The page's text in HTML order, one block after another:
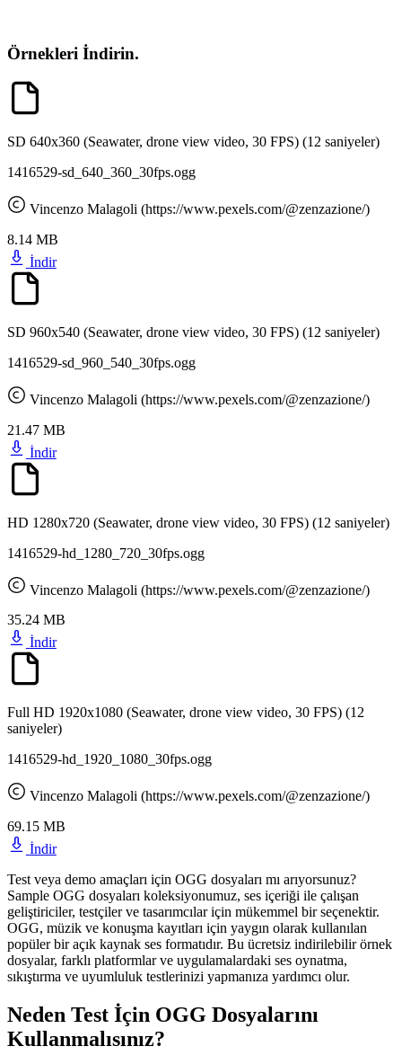
Örnekleri İndirin.
SD 640x360 (Seawater, drone view video, 30 FPS) (12 saniyeler)
1416529-sd_640_360_30fps.ogg
Vincenzo Malagoli (https://www.pexels.com/@zenzazione/)
8.14 MB
İndir
SD 960x540 (Seawater, drone view video, 30 FPS) (12 saniyeler)
1416529-sd_960_540_30fps.ogg
Vincenzo Malagoli (https://www.pexels.com/@zenzazione/)
21.47 MB
İndir
HD 1280x720 (Seawater, drone view video, 30 FPS) (12 saniyeler)
1416529-hd_1280_720_30fps.ogg
Vincenzo Malagoli (https://www.pexels.com/@zenzazione/)
35.24 MB
İndir
Full HD 1920x1080 (Seawater, drone view video, 30 FPS) (12
saniyeler)
1416529-hd_1920_1080_30fps.ogg
Vincenzo Malagoli (https://www.pexels.com/@zenzazione/)
69.15 MB
İndir
Test veya demo amaçları için OGG dosyaları mı arıyorsunuz?
Sample OGG dosyaları koleksiyonumuz, ses içeriği ile çalışan
geliştiriciler, testçiler ve tasarımcılar için mükemmel bir seçenektir.
OGG, müzik ve konuşma kayıtları için yaygın olarak kullanılan
popüler bir açık kaynak ses formatıdır. Bu ücretsiz indirilebilir örnek
dosyalar, farklı platformlar ve uygulamalardaki ses oynatma,
sıkıştırma ve uyumluluk testlerinizi yapmanıza yardımcı olur.
Neden Test İçin OGG Dosyalarını
Kullanmalısınız?